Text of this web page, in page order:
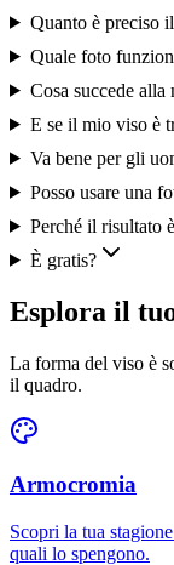
Quanto è preciso
Quale foto
Cosa succede alla
E se il mio viso è
Va bene per gli
Posso usare una
Perché il risultato
È gratis?
Esplora il
La forma del viso è
il quadro.
Armocromia
Scopri la tua
quali lo spengono.